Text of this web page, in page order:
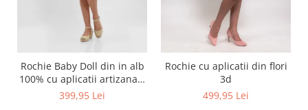
Rochie Baby Doll din in alb
100% cu aplicatii artizanale
maci rosii
399,95 Lei
Rochie cu aplicatii din flori
3d
499,95 Lei